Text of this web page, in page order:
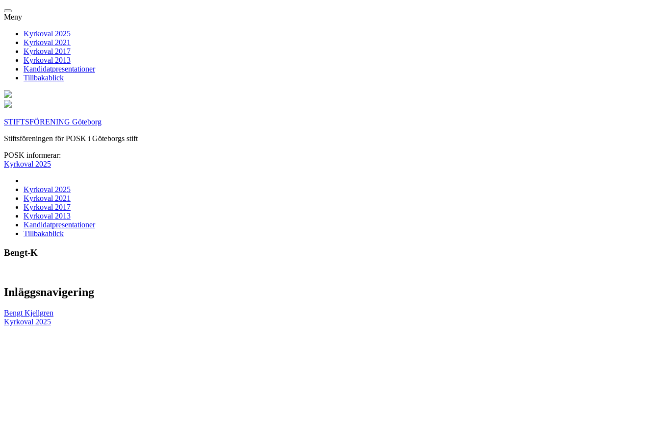
Meny
Kyrkoval 2025
Kyrkoval 2021
Kyrkoval 2017
Kyrkoval 2013
Kandidatpresentationer
Tillbakablick
STIFTSFÖRENING Göteborg
Stiftsföreningen för POSK i Göteborgs stift
POSK informerar:
Kyrkoval 2025
Kyrkoval 2025
Kyrkoval 2021
Kyrkoval 2017
Kyrkoval 2013
Kandidatpresentationer
Tillbakablick
Bengt-K
Inläggsnavigering
Bengt Kjellgren
Kyrkoval 2025